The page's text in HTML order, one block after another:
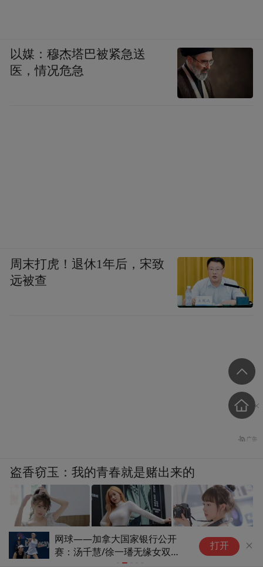
网球——加拿大国家银行公开
赛：汤千慧/徐一璠无缘女双第
打开
以媒：穆杰塔巴被紧急送
医，情况危急
周末打虎！退休1年后，宋致
远被查
盗香窃玉：我的青春就是赌出来的
爽文